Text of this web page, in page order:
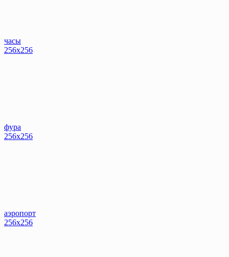
часы
256x256
фура
256x256
аэропорт
256x256